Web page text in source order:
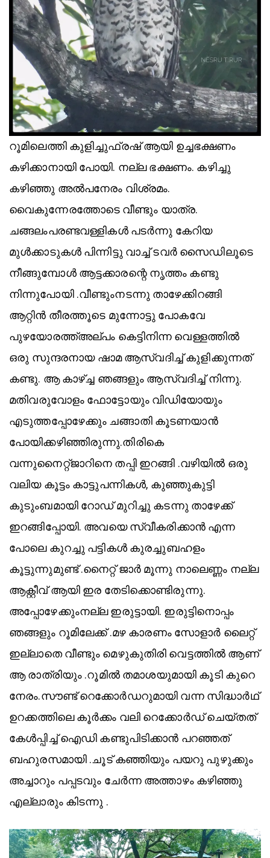
റൂമിലെത്തി കുളിച്ചുഫ്രഷ് ആയി ഉച്ചഭക്ഷണം
കഴിക്കാനായി പോയി. നല്ല ഭക്ഷണം. കഴിച്ചു
കഴിഞ്ഞു അൽപനേരം വിശ്രമം.
വൈകുന്നേരത്തോടെ വീണ്ടും യാത്ര.
ചങ്ങലംപരണ്ടവള്ളികൾ പടർന്നു കേറിയ
മുൾക്കാടുകൾ പിന്നിട്ടു വാച്ച് ടവർ സൈഡിലൂടെ
നീങ്ങുമ്പോൾ ആട്ടക്കാരന്റെ നൃത്തം കണ്ടു
നിന്നുപോയി .വീണ്ടുംനടന്നു താഴേക്കിറങ്ങി
ആറ്റിൻ തീരത്തൂടെ മുന്നോട്ടു പോകവേ
പുഴയോരത്ത്അല്പം കെട്ടിനിന്ന വെള്ളത്തിൽ
ഒരു സുന്ദരനായ ഷാമ ആസ്വദിച്ച് കുളിക്കുന്നത്
കണ്ടു. ആ കാഴ്ച്ച ഞങ്ങളും ആസ്വദിച്ച് നിന്നു.
മതിവരുവോളം ഫോട്ടോയും വിഡിയോയും
എടുത്തപ്പോഴേക്കും ചങ്ങാതി കൂടണയാൻ
പോയിക്കഴിഞ്ഞിരുന്നു.തിരികെ
വന്നുനൈറ്റ്ജാറിനെ തപ്പി ഇറങ്ങി .വഴിയിൽ ഒരു
വലിയ കൂട്ടം കാട്ടുപന്നികൾ, കുഞ്ഞുകുട്ടി
കുടുംബമായി റോഡ് മുറിച്ചു കടന്നു താഴേക്ക്
ഇറങ്ങിപ്പോയി. അവയെ സ്വീകരിക്കാൻ എന്ന
പോലെ കുറച്ചു പട്ടികൾ കുരച്ചുബഹളം
കൂട്ടുന്നുമുണ്ട് .നൈറ്റ് ജാർ മൂന്നു നാലെണ്ണം നല്ല
ആക്റ്റീവ് ആയി ഇര തേടിക്കൊണ്ടിരുന്നു.
അപ്പോഴേക്കുംനല്ല ഇരുട്ടായി. ഇരുട്ടിനൊപ്പം
ഞങ്ങളും റൂമിലേക്ക് .മഴ കാരണം സോളാർ ലൈറ്റ്
ഇല്ലാതെ വീണ്ടും മെഴുകുതിരി വെട്ടത്തിൽ ആണ്
ആ രാത്രിയും .റൂമിൽ തമാശയുമായി കൂടി കുറെ
നേരം.സൗണ്ട് റെക്കോർഡറുമായി വന്ന സിദ്ധാർഥ്
ഉറക്കത്തിലെ കൂർക്കം വലി റെക്കോർഡ് ചെയ്തത്
കേൾപ്പിച്ച് ഐഡി കണ്ടുപിടിക്കാൻ പറഞ്ഞത്
ബഹുരസമായി .ചൂട് കഞ്ഞിയും പയറു പുഴുക്കും
അച്ചാറും പപ്പടവും ചേർന്ന അത്താഴം കഴിഞ്ഞു
എല്ലാരും കിടന്നു .